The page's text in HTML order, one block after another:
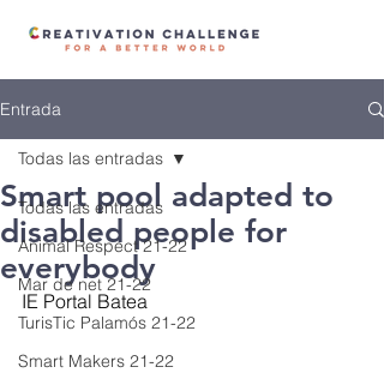
Entrada
Todas las entradas
Animal Respect 21-22
Mar de net 21-22
TurisTic Palamós 21-22
Smart Makers 21-22
Todas las entradas
Smart pool adapted to
disabled people for
everybody
IE Portal Batea